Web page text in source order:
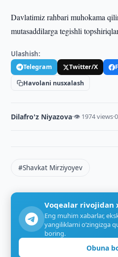
Davlatimiz rahbari muhokama
mutasaddilarga tegishli
Ulashish:
Telegram Twitter/X
Havolani nusxalash
Dilafro'z Niyazova·👁 1974 views·
#Shavkat Mirziyoyev
Voqealar rivojidan
Eng muhim xabarlar,
yangiliklarni o‘zingizga
boring.
Obuna